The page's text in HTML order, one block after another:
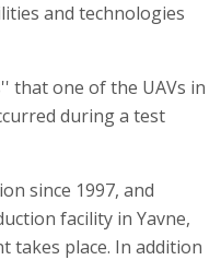
and technologies
that one of the UAVs in
during a test
since 1997, and
facility in Yavne,
takes place. In addition